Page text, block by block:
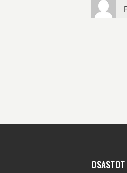
OSASTOT